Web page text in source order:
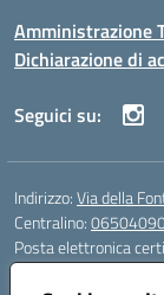
Amministrazione
Dichiarazione di
Seguici su:
Indirizzo:Via della
Centralino:
Posta elettronica